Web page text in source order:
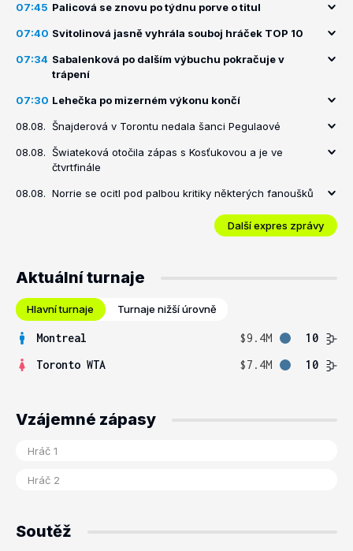
07:45 Palicová se znovu po týdnu porve o titul
07:40 Svitolinová jasně vyhrála souboj hráček TOP 10
07:34 Sabalenková po dalším výbuchu pokračuje v
trápení
07:30 Lehečka po mizerném výkonu končí
08.08. Šnajderová v Torontu nedala šanci Pegulaové
08.08. Šwiateková otočila zápas s Kosťukovou a je ve
čtvrtfinále
08.08. Norrie se ocitl pod palbou kritiky některých fanoušků
Další expres zprávy
Aktuální turnaje
Hlavní turnaje Turnaje nižší úrovně
Montreal $9.4M
10
Toronto WTA
$7.4M 10
Vzájemné zápasy
Soutěž